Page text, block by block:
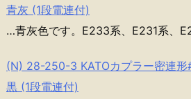
青灰 (1段電連付)
…青灰色です。E233系、E231系、
(N) 28-250-3 KATOカプラー密連形
黒 (1段電連付)